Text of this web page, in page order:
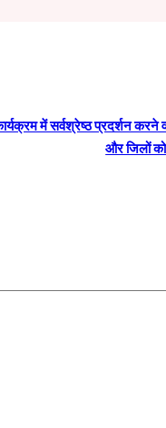
में सर्वश्रेष्ठ प्रदर्शन करने
और जिलों को